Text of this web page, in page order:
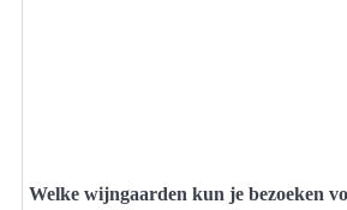
Welke wijngaarden kun je bezoeken